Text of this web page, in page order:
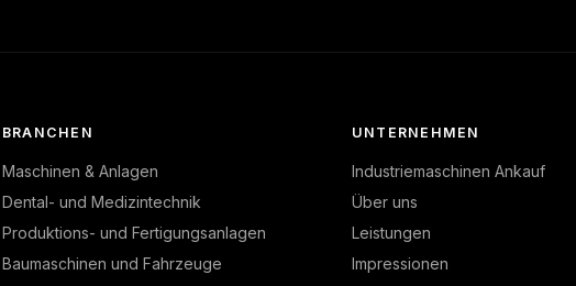
BRANCHEN
Maschinen & Anlagen
Dental- und Medizintechnik
Produktions- und Fertigungsanlagen
Baumaschinen und Fahrzeuge
UNTERNEHMEN
Industriemaschinen Ankauf
Über uns
Leistungen
Impressionen